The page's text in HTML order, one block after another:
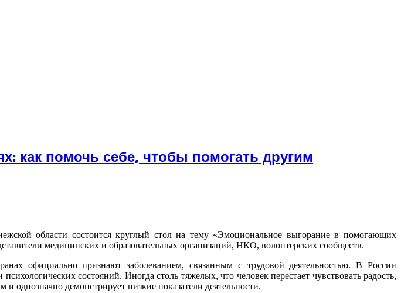
как помочь себе, чтобы помогать другим
области состоится круглый стол на тему «Эмоциональное выгорание в помогающих
медицинских и образовательных организаций, НКО, волонтерских сообществ.
официально признают заболеванием, связанным с трудовой деятельностью. В России
состояний. Иногда столь тяжелых, что человек перестает чувствовать радость,
демонстрирует низкие показатели деятельности.